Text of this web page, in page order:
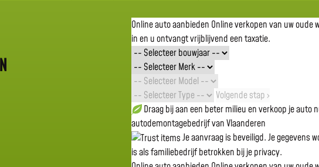
Online auto aanbieden Online verkopen van uw oude
in en u ontvangt vrijblijvend een taxatie.
Volgende stap ›
Draag bij aan een beter milieu en verkoop je
autodemontagebedrijf van Vlaanderen
Je aanvraag is beveiligd. Je gegevens
is als familiebedrijf betrokken bij je privacy.